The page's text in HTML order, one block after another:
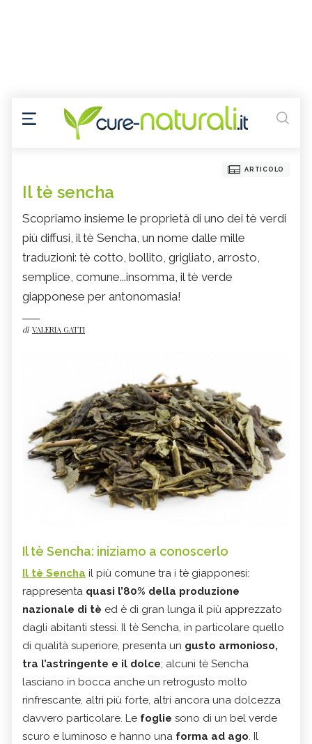
ARTICOLO
Il tè sencha
Scopriamo insieme le proprietà di uno dei tè verdi
più diffusi, il tè Sencha, un nome dalle mille
traduzioni: tè cotto, bollito, grigliato, arrosto,
semplice, comune...insomma, il tè verde
giapponese per antonomasia!
di VALERIA GATTI
Il tè Sencha: iniziamo a conoscerlo
Il tè Sencha il più comune tra i tè giapponesi:
rappresenta quasi l’80% della produzione
nazionale di tè ed è di gran lunga il più apprezzato
dagli abitanti stessi. Il tè Sencha, in particolare quello
di qualità superiore, presenta un gusto armonioso,
tra l’astringente e il dolce; alcuni tè Sencha
lasciano in bocca anche un retrogusto molto
rinfrescante, altri più forte, altri ancora una dolcezza
davvero particolare. Le foglie sono di un bel verde
scuro e luminoso e hanno una forma ad ago. Il